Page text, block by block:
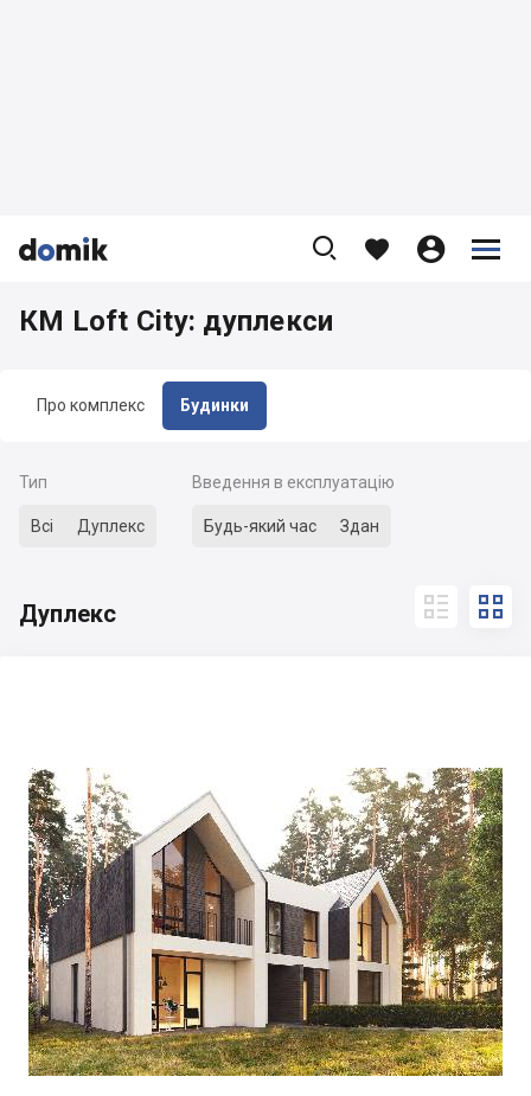


    


Про комплекс Будинки
КМ Loft City: дуплекси
Тип
Всі Дуплекс
Введення в експлуатацію
Будь-який час Здан
Дуплекс  